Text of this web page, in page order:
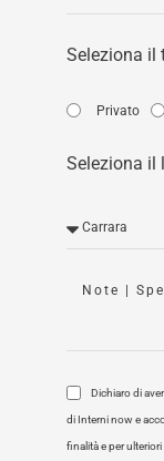
Seleziona il
Privato
Seleziona il
Dichiaro di
di Interni now e
finalità e per